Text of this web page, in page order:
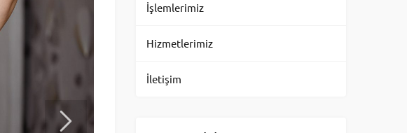
İşlemlerimiz
Hizmetlerimiz
İletişim